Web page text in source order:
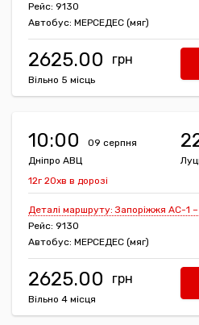
Рейс: 9130
Автобус: МЕРСЕДЕС (мяг)
2625.00
Вільно 5 місць
10:00
09 серпня
Дніпро АВЦ
12г 20хв в дорозі
Деталі маршруту: Запоріжжя АС-1
Рейс: 9130
Автобус: МЕРСЕДЕС (мяг)
2625.00
Вільно 4 місця